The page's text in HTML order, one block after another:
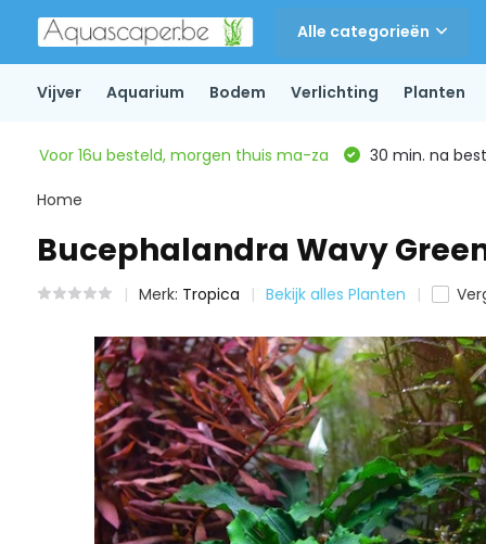
Alle categorieën
Vijver Aquarium Bodem Verlichting Planten
Voor 16u besteld, morgen thuis ma-za 30 min. na
Home
Bucephalandra Wavy
Merk: Tropica Bekijk alles Planten